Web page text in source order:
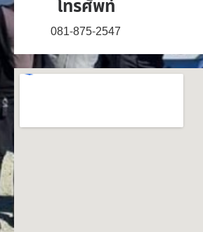
โทรศัพท์
081-875-2547